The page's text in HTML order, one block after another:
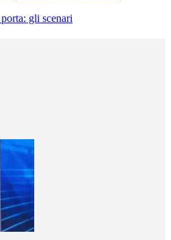
gli scenari